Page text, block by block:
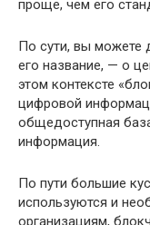
проще, чем его
По сути, вы можете
его название, — о
этом контексте
цифровой
общедоступная
информация.
По пути большие
используются и
организациям,